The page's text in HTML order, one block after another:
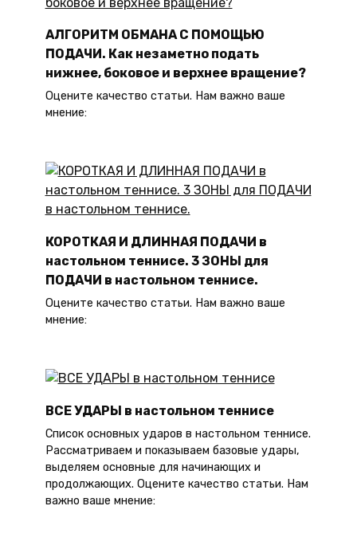
АЛГОРИТМ ОБМАНА С ПОМОЩЬЮ
ПОДАЧИ. Как незаметно подать
нижнее, боковое и верхнее вращение?
Оцените качество статьи. Нам важно ваше
мнение:
КОРОТКАЯ И ДЛИННАЯ ПОДАЧИ в
настольном теннисе. 3 ЗОНЫ для
ПОДАЧИ в настольном теннисе.
Оцените качество статьи. Нам важно ваше
мнение:
ВСЕ УДАРЫ в настольном теннисе
Список основных ударов в настольном теннисе.
Рассматриваем и показываем базовые удары,
выделяем основные для начинающих и
продолжающих. Оцените качество статьи. Нам
важно ваше мнение: